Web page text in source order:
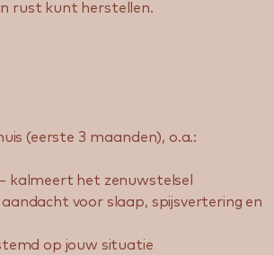
rust kunt herstellen.
(eerste 3 maanden), o.a.:
kalmeert het zenuwstelsel
voor slaap, spijsvertering en
op jouw situatie